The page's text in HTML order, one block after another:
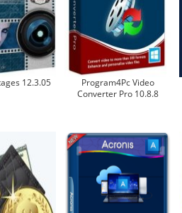
12.3.05
Program4Pc Video
Converter Pro 10.8.8